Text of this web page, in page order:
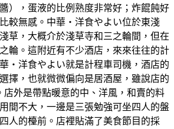
），蛋液的比例熟度非常好；炸餛飩好
較無感。中華・洋食やよい位於東淺
草，大概介於淺草寺和三之輪間，但在
輪。這附近有不少酒店，來來往往的計
・洋食やよい就是計程車司機，酒店的
擇，也就微微偏向是居酒屋，雖說店的
店外是帶點暖意的中、洋風，和賣的料
間不大，一邊是三張勉強可坐四人的盤
人的檯前。店裡貼滿了美食節目的採